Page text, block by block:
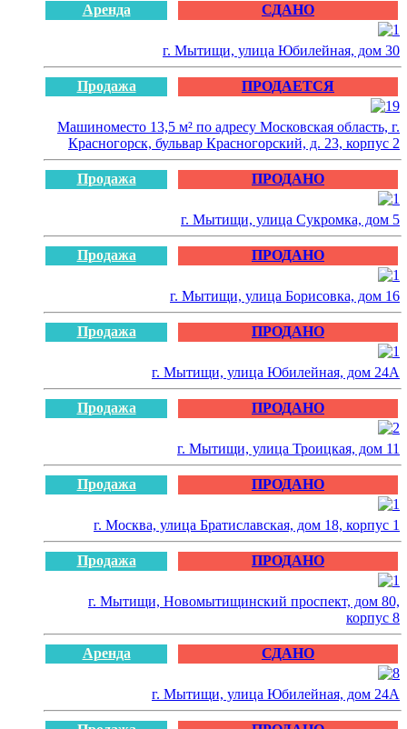
Аренда СДАНО
г. Мытищи, улица Юбилейная, дом 30
Продажа ПРОДАЕТСЯ
Машиноместо 13,5 м² по адресу Московская область, г.
Красногорск, бульвар Красногорский, д. 23, корпус 2
Продажа ПРОДАНО
г. Мытищи, улица Сукромка, дом 5
Продажа ПРОДАНО
г. Мытищи, улица Борисовка, дом 16
Продажа ПРОДАНО
г. Мытищи, улица Юбилейная, дом 24А
Продажа ПРОДАНО
г. Мытищи, улица Троицкая, дом 11
Продажа ПРОДАНО
г. Москва, улица Братиславская, дом 18, корпус 1
Продажа ПРОДАНО
г. Мытищи, Новомытищинский проспект, дом 80,
корпус 8
Аренда СДАНО
г. Мытищи, улица Юбилейная, дом 24А